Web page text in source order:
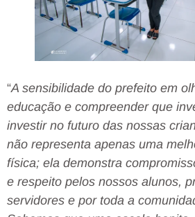
“A sensibilidade do prefeito em
educação e compreender que
investir no futuro das nossas
não representa apenas uma
física; ela demonstra
e respeito pelos nossos alunos,
servidores e por toda a